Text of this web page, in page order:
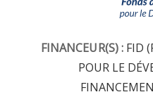
FINANCEUR(S) : FID
POUR LE